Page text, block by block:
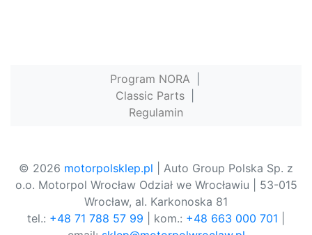
Program NORA
Classic Parts
Regulamin
© 2026 motorpolsklep.pl | Auto Group Polska Sp. z
o.o. Motorpol Wrocław Odział we Wrocławiu | 53-015
Wrocław, al. Karkonoska 81
tel.: +48 71 788 57 99 | kom.: +48 663 000 701